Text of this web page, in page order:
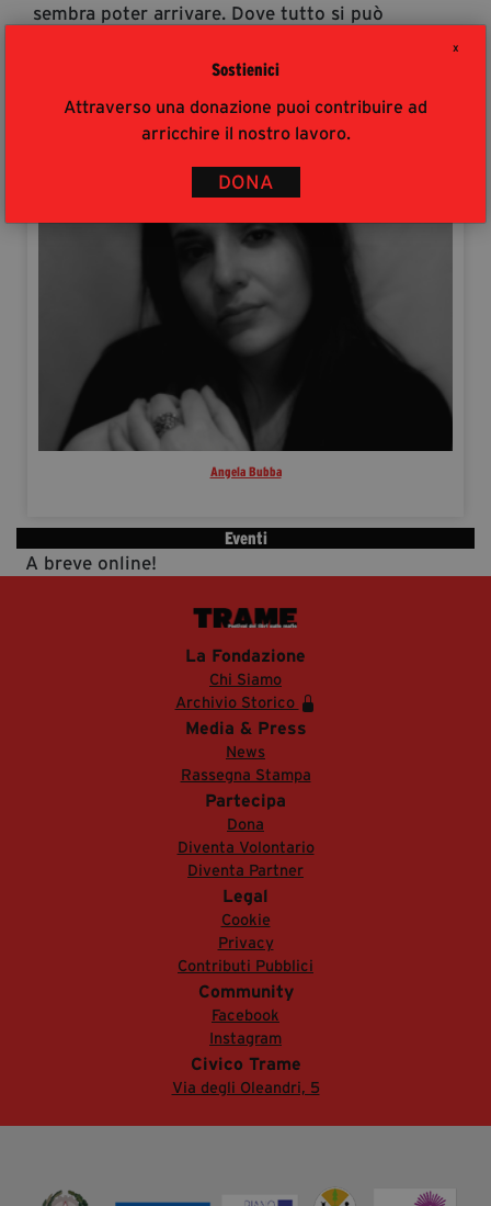
X
Sostienici
Attraverso una donazione puoi contribuire ad
arricchire il nostro lavoro.
DONA
sembra poter arrivare. Dove tutto si può
bianca, nel paese che non ha più miti e che non
ha più le parole. Nella più fonda notte dell’Italia,
in un’oscurità chiamata Calabria. Benvenuti.
Angela Bubba
Eventi
A breve online!
La Fondazione
Chi Siamo
Archivio Storico
Media & Press
News
Rassegna Stampa
Partecipa
Dona
Diventa Volontario
Diventa Partner
Legal
Cookie
Privacy
Contributi Pubblici
Community
Facebook
Instagram
Civico Trame
Via degli Oleandri, 5